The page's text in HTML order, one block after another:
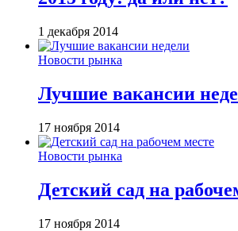
1 декабря 2014
Новости рынка
Лучшие вакансии
17 ноября 2014
Новости рынка
Детский сад на
17 ноября 2014